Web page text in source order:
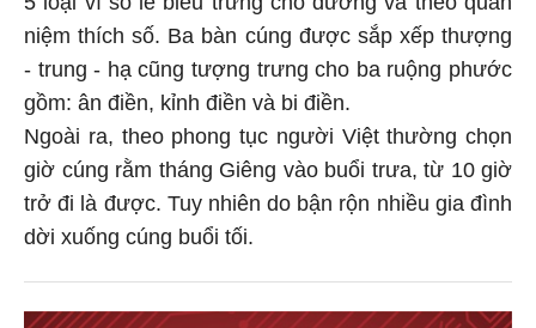
5 loại vì số lẻ biểu trưng cho dương và theo quan
niệm thích số. Ba bàn cúng được sắp xếp thượng
- trung - hạ cũng tượng trưng cho ba ruộng phước
gồm: ân điền, kỉnh điền và bi điền.
Ngoài ra, theo phong tục người Việt thường chọn
giờ cúng rằm tháng Giêng vào buổi trưa, từ 10 giờ
trở đi là được. Tuy nhiên do bận rộn nhiều gia đình
dời xuống cúng buổi tối.